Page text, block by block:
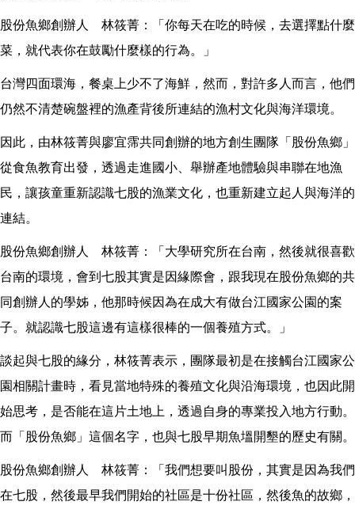
股份魚鄉創辦人 林筱菁：「你每天在吃的時候，去選擇點什麼
菜，就代表你在鼓勵什麼樣的行為。」
台灣四面環海，餐桌上少不了海鮮，然而，對許多人而言，他們
仍然不清楚碗盤裡的漁產背後所連結的漁村文化與海洋環境。
因此，由林筱菁與廖宜霈共同創辦的地方創生團隊「股份魚鄉」
從食魚教育出發，透過走進國小、舉辦產地體驗與串聯在地漁
民，讓孩童重新認識七股的漁業文化，也重新建立起人與海洋的
連結。
股份魚鄉創辦人 林筱菁：「大學研究所在台南，然後就很喜歡
台南的環境，會到七股其實是因緣際會，跟我現在股份魚鄉的共
同創辦人的學姊，他那時候因為在成大有做台江國家公園的案
子。就認識七股這邊有這樣很棒的一個養殖方式。」
談起與七股的緣分，林筱菁表示，團隊最初是在接觸台江國家公
園相關計畫時，看見當地特殊的養殖文化與沿海環境，也因此開
始思考，是否能在這片土地上，透過自身的專業投入地方行動。
而「股份魚鄉」這個名字，也與七股早期魚塭開墾的歷史有關。
股份魚鄉創辦人 林筱菁：「我們想要叫股份，其實是因為我們
在七股，然後最早我們開始的社區是十份社區，然後魚的故鄉，